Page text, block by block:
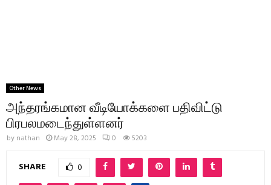
Other News
அந்தரங்கமான வீடியோக்களை பதிவிட்டு
பிரபலமடைந்துள்ளனர்
by nathan May 28, 2025 0 5203
SHARE 0